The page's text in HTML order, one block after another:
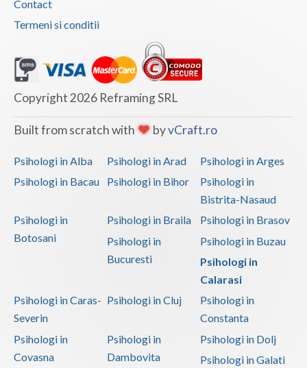
Contact
Termeni si conditii
Copyright 2026 Reframing SRL
Built from scratch with byvCraft.ro
Psihologi in Alba Psihologi in Arad
Psihologi in Arges
Psihologi in Bacau
Psihologi in Bihor
Psihologi in
Bistrita-Nasaud
Psihologi in
Botosani
Psihologi in Braila
Psihologi in Brasov
Psihologi in
Bucuresti
Psihologi in Buzau
Psihologi in
Calarasi
Psihologi in Caras-
Severin
Psihologi in Cluj
Psihologi in
Constanta
Psihologi in
Covasna
Psihologi in
Dambovita
Psihologi in Dolj
Psihologi in Galati